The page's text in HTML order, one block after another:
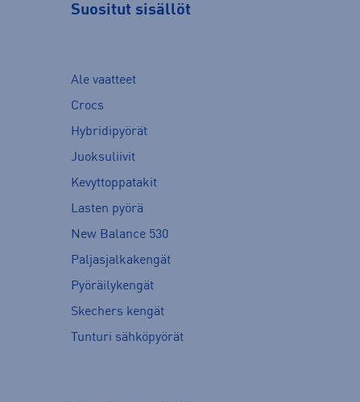
Suositut sisällöt
Ale vaatteet
Crocs
Hybridipyörät
Juoksuliivit
Kevyttoppatakit
Lasten pyörä
New Balance 530
Paljasjalkakengät
Pyöräilykengät
Skechers kengät
Tunturi sähköpyörät